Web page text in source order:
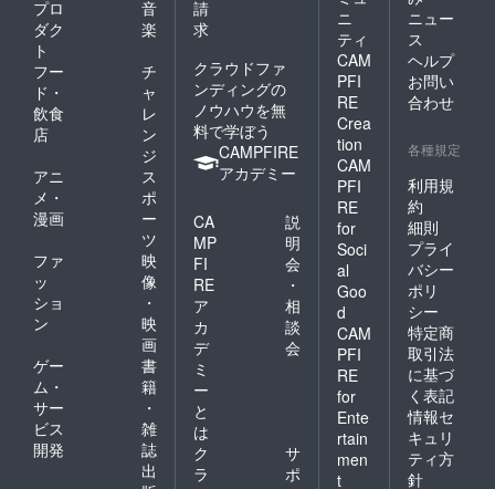
プロ
ダク
ト
音
楽
フー
ド・
飲食
店
チ
ャ
レ
ン
ジ
アニ
メ・
漫画
ス
ポ
ー
ツ
ファ
ッ
ショ
ン
映
像
・
映
画
ゲー
ム・
サー
ビス
開発
書
籍
・
雑
誌
出
請
求
クラウドファ
ンディングの
ノウハウを無
料で学ぼう
CAMPFIRE
アカデミー
CA
MP
FI
RE
ア
カ
デ
ミ
ー
と
は
説
明
会
・
相
談
会
ク
ラ
サ
ポ
ニ
ティ
CAM
PFI
RE
Crea
tion
CAM
PFI
RE
for
Soci
al
Goo
d
CAM
PFI
RE
for
Ente
rtain
men
t
ニュー
ス
ヘルプ
お問い
合わせ
各種規定
利用規
約
細則
プライ
バシー
ポリ
シー
特定商
取引法
に基づ
く表記
情報セ
キュリ
ティ方
針